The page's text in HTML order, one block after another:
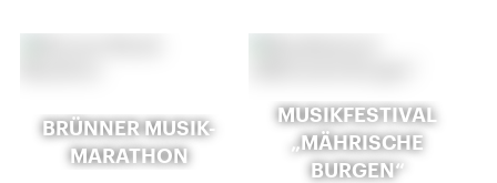
BRÜNNER MUSIK-
MARATHON
MUSIKFESTIVAL
„MÄHRISCHE
BURGEN“